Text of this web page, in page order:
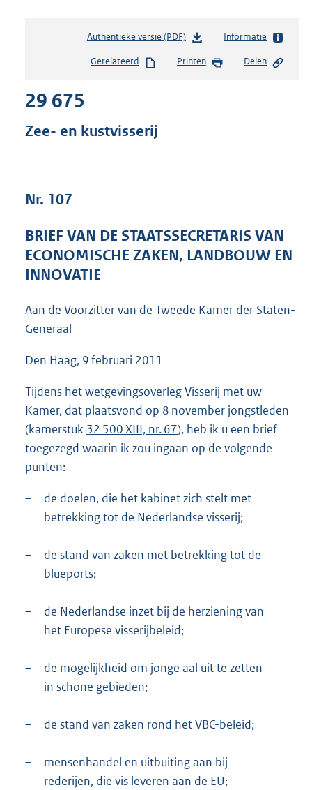
Authentieke versie (PDF)b
s
e
b
Informatie
Gerelateerd Printen Delen
29 675
Zee- en kustvisserij
Nr. 107
BRIEF VAN DE STAATSSECRETARIS VAN
ECONOMISCHE ZAKEN, LANDBOUW EN
INNOVATIE
Aan de Voorzitter van de Tweede Kamer der Staten-
Generaal
Den Haag, 9 februari 2011
Tijdens het wetgevingsoverleg Visserij met uw
Kamer, dat plaatsvond op 8 november jongstleden
(kamerstuk 32 500 XIII, nr. 67), heb ik u een brief
toegezegd waarin ik zou ingaan op de volgende
punten:
–
de doelen, die het kabinet zich stelt met
betrekking tot de Nederlandse visserij;
–
de stand van zaken met betrekking tot de
blueports;
–
de Nederlandse inzet bij de herziening van
het Europese visserijbeleid;
–
de mogelijkheid om jonge aal uit te zetten
in schone gebieden;
– de stand van zaken rond het VBC-beleid;
–
mensenhandel en uitbuiting aan bij
rederijen, die vis leveren aan de EU;